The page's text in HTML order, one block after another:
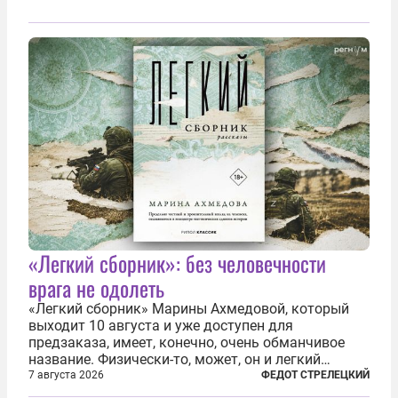
«Легкий сборник»: без человечности
врага не одолеть
«Легкий сборник» Марины Ахмедовой, который
выходит 10 августа и уже доступен для
предзаказа, имеет, конечно, очень обманчивое
название. Физически-то, может, он и легкий
относительно. Но метафизически —
безотносительно тяжелый. Десять рассказов,
7 августа 2026 ФЕДОТ СТРЕЛЕЦКИЙ